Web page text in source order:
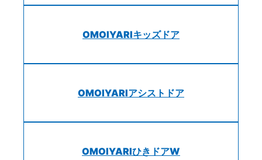
OMOIYARIキッズドア
OMOIYARIアシストドア
OMOIYARIひきドアW